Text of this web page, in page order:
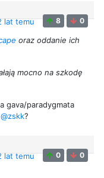
lat temu 8 0
oraz oddanie ich
mocno na szkodę
gava/paradygmata
@zskk?
lat temu 0 0